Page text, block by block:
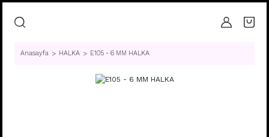
Anasayfa HALKA E105 - 6 MM HALKA